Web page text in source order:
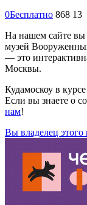
0Бесплатно 868 13
На нашем сайте вы
музей
— это
Москвы.
Кудамоскоу в
Если вы знаете о
нам!
Вы владелец этого